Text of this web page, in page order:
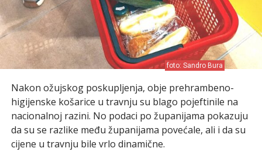
foto: Sandro Bura
Nakon ožujskog poskupljenja, obje prehrambeno-
higijenske košarice u travnju su blago pojeftinile na
nacionalnoj razini. No podaci po županijama pokazuju
da su se razlike među županijama povećale, ali i da su
cijene u travnju bile vrlo dinamične.